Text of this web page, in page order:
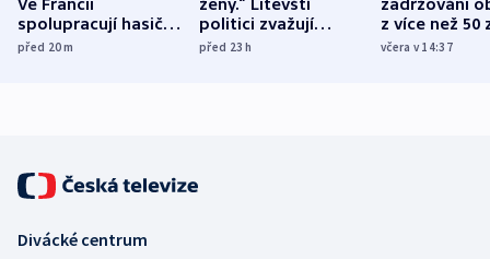
Ve Francii
spolupracují hasiči z
různých zemí
před 20m
ženy.“ Litevští
politici zvažují
dohodu o
před 23h
zadržováni
z více než 50
Bojovali na
včera v 14:37
Divácké centrum